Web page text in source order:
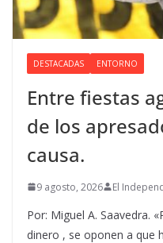
DESTACADAS ENTORNO
Entre fiestas
de los
causa.
9 agosto, 2026 El
Por: Miguel A. Saavedra.
dinero , se oponen a que